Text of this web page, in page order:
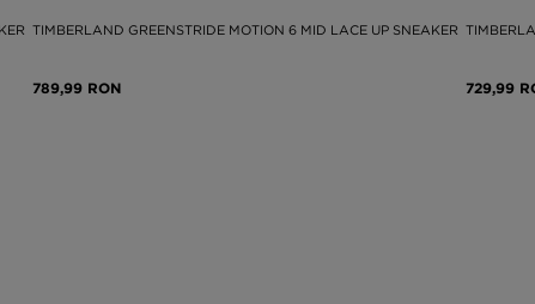
TIMBERLAND GREENSTRIDE MOTION 6 MID LACE UP SNEAKER
789,99 RON 729,99